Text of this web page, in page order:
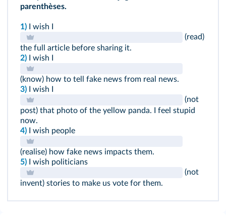
parenthèses.
1) I wish I
(read)
the full article before sharing it.
2) I wish I
(know) how to tell fake news from real news.
3) I wish I
(not
post) that photo of the yellow panda. I feel stupid
now.
4) I wish people
(realise) how fake news impacts them.
5) I wish politicians
(not
invent) stories to make us vote for them.